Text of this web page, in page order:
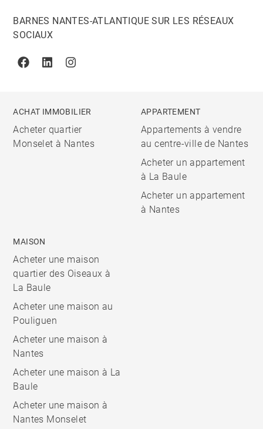
BARNES NANTES-ATLANTIQUE SUR LES RÉSEAUX
SOCIAUX
FacebookLinkedinInstagram
ACHAT IMMOBILIER
Acheter quartier
Monselet à Nantes
APPARTEMENT
Appartements à vendre
au centre-ville de Nantes
Acheter un appartement
à La Baule
Acheter un appartement
à Nantes
MAISON
Acheter une maison
quartier des Oiseaux à
La Baule
Acheter une maison au
Pouliguen
Acheter une maison à
Nantes
Acheter une maison à La
Baule
Acheter une maison à
Nantes Monselet